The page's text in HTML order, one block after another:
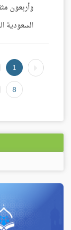
وأربعون
السعودية
1
8